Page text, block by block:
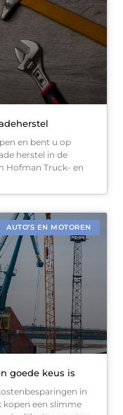
en bent u op
herstel in de
Hofman Truck- en
AUTO’S EN MOTOREN
goede keus is
in
kopen een slimme